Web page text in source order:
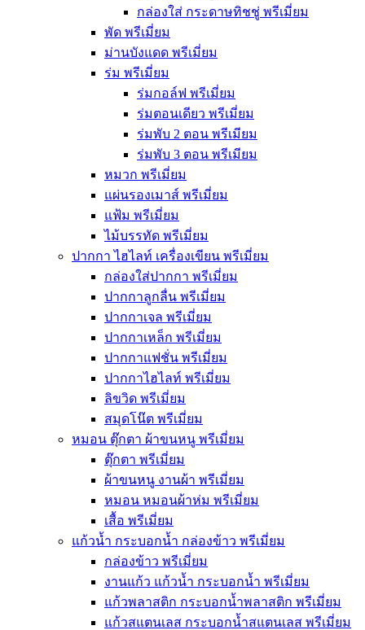
กล่องใส่ กระดาษทิชชู่ พรีเมี่ยม
พัด พรีเมี่ยม
ม่านบังแดด พรีเมี่ยม
ร่ม พรีเมี่ยม
ร่มกอล์ฟ พรีเมี่ยม
ร่มตอนเดียว พรีเมี่ยม
ร่มพับ 2 ตอน พรีเมียม
ร่มพับ 3 ตอน พรีเมียม
หมวก พรีเมี่ยม
แผ่นรองเมาส์ พรีเมี่ยม
แฟ้ม พรีเมี่ยม
ไม้บรรทัด พรีเมี่ยม
ปากกา ไฮไลท์ เครื่องเขียน พรีเมี่ยม
กล่องใส่ปากกา พรีเมี่ยม
ปากกาลูกลื่น พรีเมี่ยม
ปากกาเจล พรีเมี่ยม
ปากกาเหล็ก พรีเมี่ยม
ปากกาแฟชั่น พรีเมี่ยม
ปากกาไฮไลท์ พรีเมี่ยม
ลิขวิด พรีเมี่ยม
สมุดโน๊ต พรีเมี่ยม
หมอน ตุ๊กตา ผ้าขนหนู พรีเมี่ยม
ตุ๊กตา พรีเมี่ยม
ผ้าขนหนู งานผ้า พรีเมี่ยม
หมอน หมอนผ้าห่ม พรีเมี่ยม
เสื้อ พรีเมี่ยม
แก้วน้ำ กระบอกน้ำ กล่องข้าว พรีเมี่ยม
กล่องข้าว พรีเมี่ยม
งานแก้ว แก้วน้ำ กระบอกน้ำ พรีเมี่ยม
แก้วพลาสติก กระบอกน้ำพลาสติก พรีเมี่ยม
แก้วสแตนเลส กระบอกน้ำสแตนเลส พรีเมี่ยม